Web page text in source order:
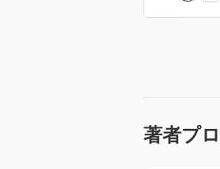
著者プ